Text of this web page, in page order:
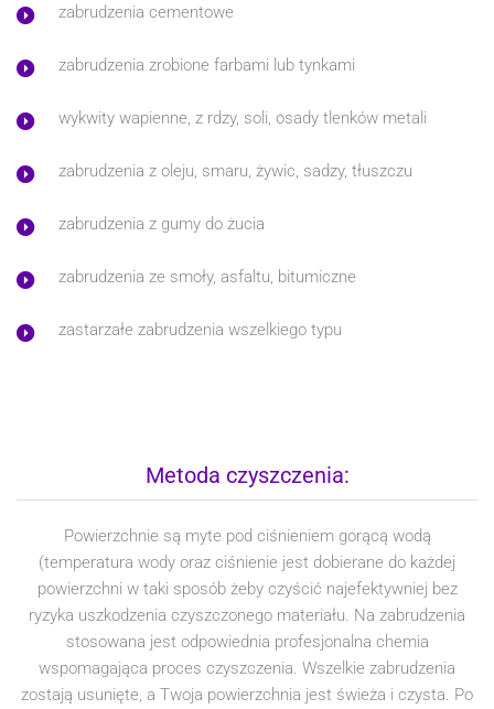
zabrudzenia cementowe
zabrudzenia zrobione farbami lub tynkami
wykwity wapienne, z rdzy, soli, osady tlenków metali
zabrudzenia z oleju, smaru, żywic, sadzy, tłuszczu
zabrudzenia z gumy do żucia
zabrudzenia ze smoły, asfaltu, bitumiczne
zastarzałe zabrudzenia wszelkiego typu
Metoda czyszczenia:
Powierzchnie są myte pod ciśnieniem gorącą wodą
(temperatura wody oraz ciśnienie jest dobierane do każdej
powierzchni w taki sposób żeby czyścić najefektywniej bez
ryzyka uszkodzenia czyszczonego materiału. Na zabrudzenia
stosowana jest odpowiednia profesjonalna chemia
wspomagająca proces czyszczenia. Wszelkie zabrudzenia
zostają usunięte, a Twoja powierzchnia jest świeża i czysta. Po